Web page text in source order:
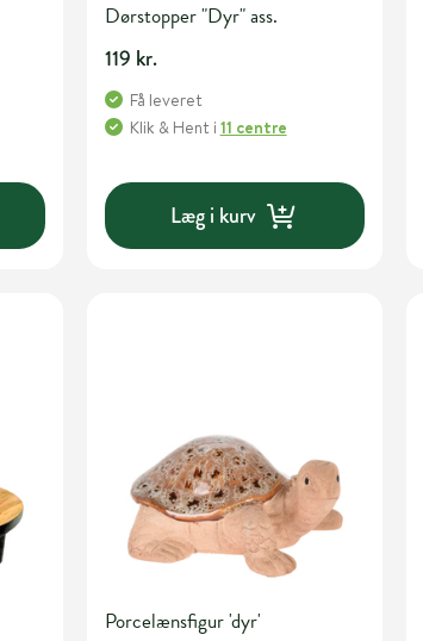
Dørstopper "Dyr" ass.
119 kr.
Få leveret
Klik & Hent i 11 centre
Læg i kurv
Porcelænsfigur 'dyr'